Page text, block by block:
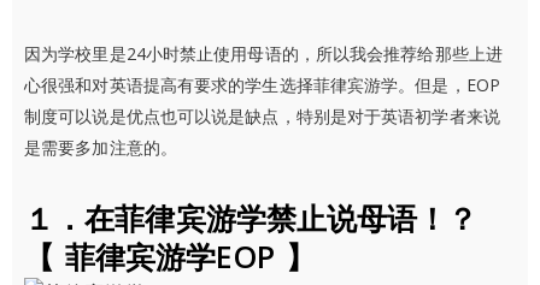
因为学校里是24小时禁止使用母语的，所以我会推荐给那些上进
心很强和对英语提高有要求的学生选择菲律宾游学。但是，EOP
制度可以说是优点也可以说是缺点，特别是对于英语初学者来说
是需要多加注意的。
１．在菲律宾游学禁止说母语！？
【 菲律宾游学EOP 】